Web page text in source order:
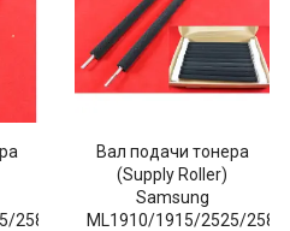
2580/4600/4606/4623/SF650P
Вал подачи тонера
(Supply Roller)
Samsung
ML1910/1915/2525/